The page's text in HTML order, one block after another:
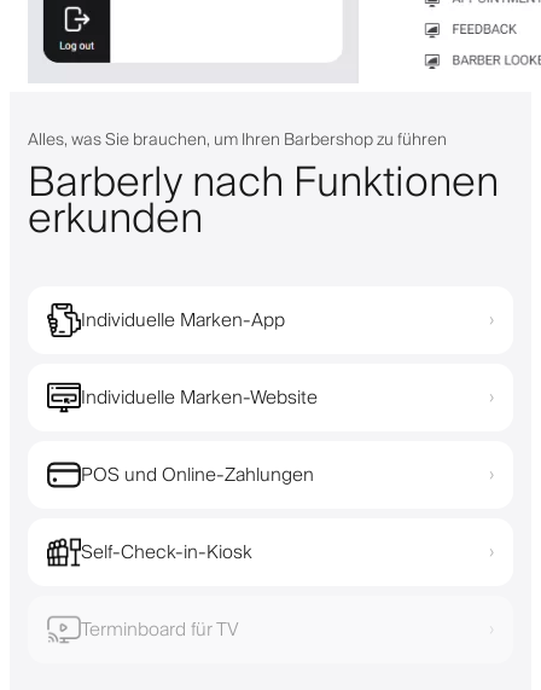
Alles, was Sie brauchen, um Ihren Barbershop zu führen
Barberly nach Funktionen
erkunden
Individuelle Marken-App ›
Individuelle Marken-Website ›
POS und Online-Zahlungen ›
Self-Check-in-Kiosk ›
Terminboard für TV ›